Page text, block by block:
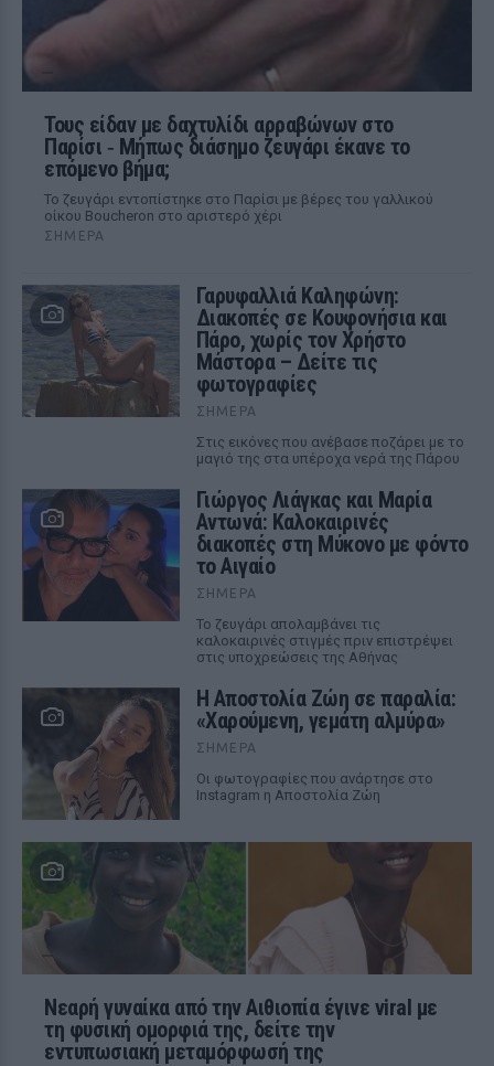
Τους είδαν με δαχτυλίδι αρραβώνων στο
Παρίσι ‑ Μήπως διάσημο ζευγάρι έκανε το
επόμενο βήμα;
Το ζευγάρι εντοπίστηκε στο Παρίσι με βέρες του γαλλικού
οίκου Boucheron στο αριστερό χέρι
ΣΉΜΕΡΑ
Γαρυφαλλιά Καληφώνη:
Διακοπές σε Κουφονήσια και
Πάρο, χωρίς τον Χρήστο
Μάστορα – Δείτε τις
φωτογραφίες
ΣΉΜΕΡΑ
Στις εικόνες που ανέβασε ποζάρει με το
μαγιό της στα υπέροχα νερά της Πάρου
Γιώργος Λιάγκας και Μαρία
Αντωνά: Καλοκαιρινές
διακοπές στη Μύκονο με φόντο
το Αιγαίο
ΣΉΜΕΡΑ
Το ζευγάρι απολαμβάνει τις
καλοκαιρινές στιγμές πριν επιστρέψει
στις υποχρεώσεις της Αθήνας
Η Αποστολία Ζώη σε παραλία:
«Χαρούμενη, γεμάτη αλμύρα»
ΣΉΜΕΡΑ
Οι φωτογραφίες που ανάρτησε στο
Instagram η Αποστολία Ζώη
Νεαρή γυναίκα από την Αιθιοπία έγινε viral με
τη φυσική ομορφιά της, δείτε την
εντυπωσιακή μεταμόρφωσή της